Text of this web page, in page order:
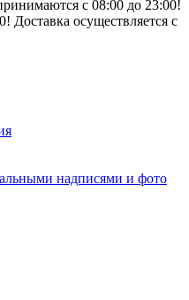
с 08:00 до 23:00!
Доставка осуществляется с
надписями и фото